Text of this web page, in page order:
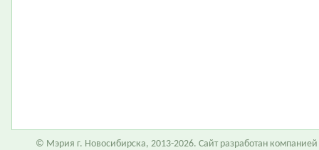
© Мэрия г. Новосибирска, 2013-2026. Сайт разработан компанией